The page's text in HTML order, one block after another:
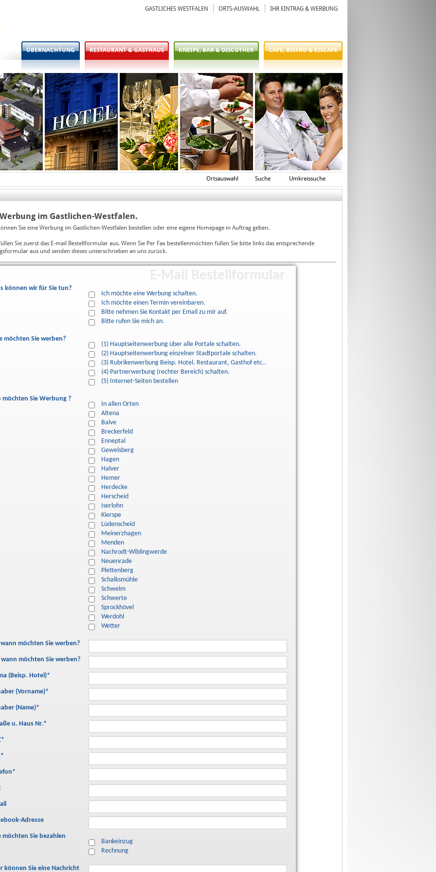
Ortsauswahl Suche Umkreissuche
IHR EINTRAG & WERBUNG
ORTS-AUSWAHL
GASTLICHES WESTFALEN
ÜBERNACHTUNG RESTAURANT & GASTHAUS KNEIPE, BAR & DISCOTHEK CAFE, BISTRO & EISCAFE
im Gastlichen-Westfalen.
Sie eine Werbung im Gastlichen-Westfalen bestellen oder eine eigene Homepage in Auftrag geben.
Sie zuerst das E-mail Bestellformular aus. Wenn Sie Per Fax bestellenmöchten füllen Sie bitte links das entsprechende
aus und senden dieses unterschrieben an uns zurück.
können wir für Sie tun?
Ich möchte eine Werbung schalten.
Ich möchte einen Termin vereinbaren.
Bitte nehmen Sie Kontakt per Email zu mir auf.
Bitte rufen Sie mich an.
möchten Sie werben?
(1) Hauptseitenwerbung über alle Portale schalten.
(2) Hauptseitenwerbung einzelner Stadtportale schalten.
(3) Rubrikenwerbung Beisp. Hotel, Restaurant, Gasthof etc..
(4) Partnerwerbung (rechter Bereich) schalten.
(5) Internet-Seiten bestellen
möchten Sie Werbung ?
In allen Orten
Altena
Balve
Breckerfeld
Enneptal
Gewelsberg
Hagen
Halver
Hemer
Herdecke
Herscheid
Iserlohn
Kierspe
Lüdenscheid
Meinerzhagen
Menden
Nachrodt-Wiblingwerde
Neuenrade
Plettenberg
Schalksmühle
Schwelm
Schwerte
Sprockhövel
Werdohl
Wetter
möchten Sie werben?
wann möchten Sie werben?
(Beisp. Hotel)*
(Vorname)*
(Name)*
u. Haus Nr.*
*
*
*
Adresse
möchten Sie bezahlen
Bankeinzug
Rechnung
können Sie eine Nachricht